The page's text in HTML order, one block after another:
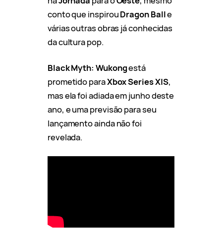
conto que inspirouDragon Balle
várias outras obras já conhecidas
da cultura pop.
Black Myth: Wukongestá
prometido paraXbox Series X|S,
mas ela foi adiada em junho deste
ano, e uma previsão para seu
lançamento ainda não foi
revelada.